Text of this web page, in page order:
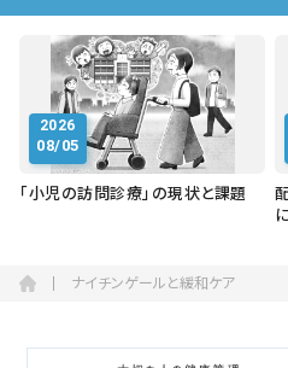
2026
08/05
「小児の訪問診療」の現状と課題
ナイチンゲールと緩和ケア